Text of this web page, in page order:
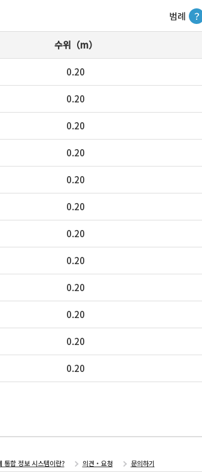
범례 ？
수위（m）
0.20
0.20
0.20
0.20
0.20
0.20
0.20
0.20
0.20
0.20
0.20
0.20
통합 정보 시스템이란? 의견・요청 문의하기